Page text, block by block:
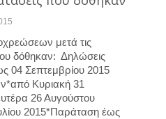
μετά τις
δόθηκαν: Δηλώσεις
Σεπτεμβρίου 2015
Κυριακή 31
26 Αυγούστου
2015*Παράταση έως